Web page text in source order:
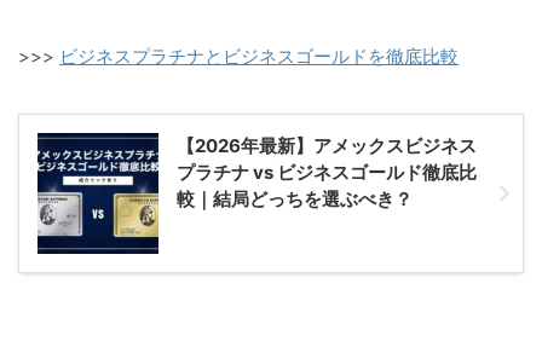
>>> ビジネスプラチナとビジネスゴールドを徹底比較
【2026年最新】アメックスビジネス
プラチナ vs ビジネスゴールド徹底比
較｜結局どっちを選ぶべき？